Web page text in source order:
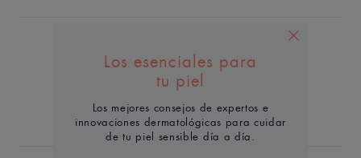
Los esenciales para
tu piel
Los mejores consejos de expertos e
innovaciones dermatológicas para cuidar
de tu piel sensible día a día.
Contacto Preguntas frecuentes